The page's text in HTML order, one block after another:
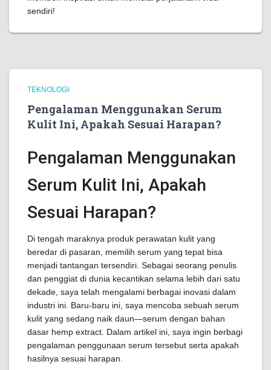
sendiri!
TEKNOLOGI
Pengalaman Menggunakan Serum
Kulit Ini, Apakah Sesuai Harapan?
Pengalaman Menggunakan
Serum Kulit Ini, Apakah
Sesuai Harapan?
Di tengah maraknya produk perawatan kulit yang
beredar di pasaran, memilih serum yang tepat bisa
menjadi tantangan tersendiri. Sebagai seorang penulis
dan penggiat di dunia kecantikan selama lebih dari satu
dekade, saya telah mengalami berbagai inovasi dalam
industri ini. Baru-baru ini, saya mencoba sebuah serum
kulit yang sedang naik daun—serum dengan bahan
dasar hemp extract. Dalam artikel ini, saya ingin berbagi
pengalaman penggunaan serum tersebut serta apakah
hasilnya sesuai harapan.